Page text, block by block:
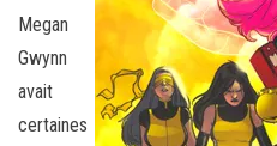
Megan
Gwynn
avait
certaines